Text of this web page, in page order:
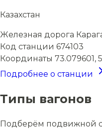
Казахстан
Железная дорога
Код станции 674103
Координаты 73.079601,
Подробнее о станции
Типы вагонов
Подберём подвижной